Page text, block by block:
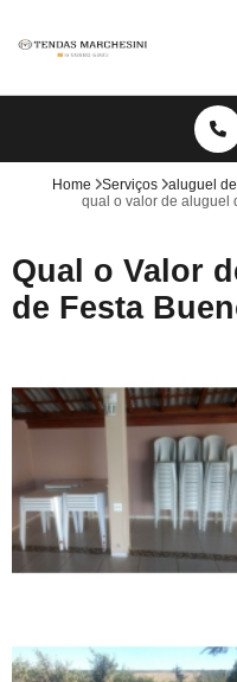
Home Serviços aluguel
qual o valor de aluguel
Qual o Valor
de Festa